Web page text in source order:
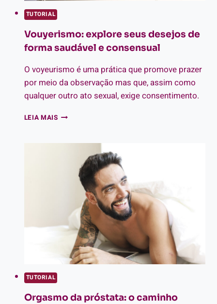
TUTORIAL
Vouyerismo: explore seus desejos de
forma saudável e consensual
O voyeurismo é uma prática que promove prazer
por meio da observação mas que, assim como
qualquer outro ato sexual, exige consentimento.
LEIA MAISVOUYERISMO:
DESEJOS
FORMA
SAUDÁVEL
CONSENSUAL
TUTORIAL
Orgasmo da próstata: o caminho